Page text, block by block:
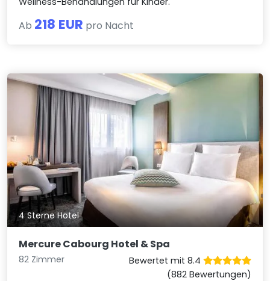
Ab 218 EUR pro Nacht
4 Sterne Hotel
Mercure Cabourg Hotel & Spa
82 Zimmer
Bewertet mit 8.4
(882 Bewertungen)